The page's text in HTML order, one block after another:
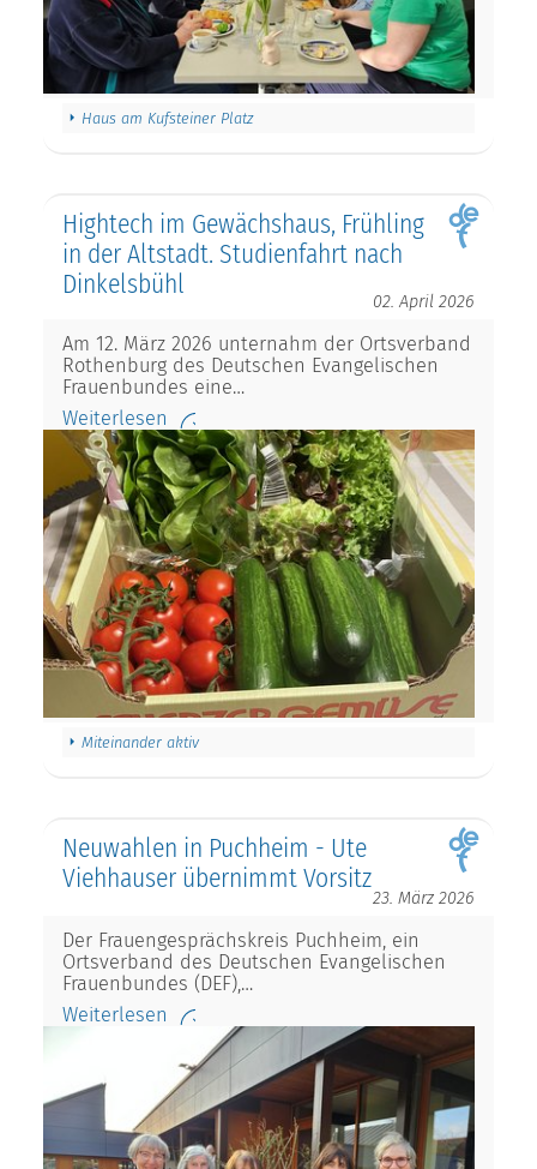
Haus am Kufsteiner Platz
Hightech im Gewächshaus, Frühling
in der Altstadt. Studienfahrt nach
Dinkelsbühl
02. April 2026
Am 12. März 2026 unternahm der Ortsverband
Rothenburg des Deutschen Evangelischen
Frauenbundes eine…
Weiterlesen
Miteinander aktiv
Neuwahlen in Puchheim - Ute
Viehhauser übernimmt Vorsitz
23. März 2026
Der Frauengesprächskreis Puchheim, ein
Ortsverband des Deutschen Evangelischen
Frauenbundes (DEF),…
Weiterlesen